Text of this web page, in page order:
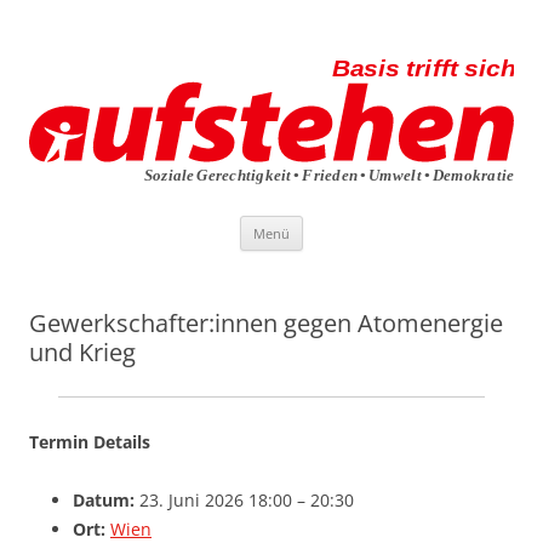
Menü
Gewerkschafter:innen gegen Atomenergie
und Krieg
Termin Details
Datum: 23. Juni 2026 18:00 – 20:30
Ort: Wien